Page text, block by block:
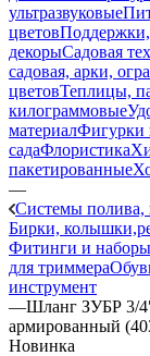
ультразвуковые
цветов
декорыСадовая
садовая, арки,
цветовТеплицы,
килограммовые
материалФигурки
садаФлористика
пакетированные
—
Системы
Бирки,
Фитинги и
для триммера
инструмент
—Шланг ЗУБР 3/
армированный
Новинка